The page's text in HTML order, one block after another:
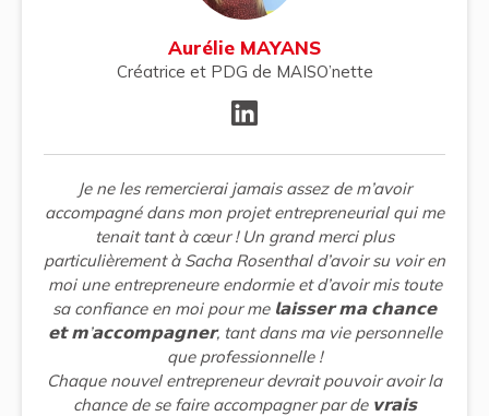
Aurélie MAYANS
Créatrice et PDG de MAISO’nette
Je ne les remercierai jamais assez de m’avoir
accompagné dans mon projet entrepreneurial qui me
tenait tant à cœur ! Un grand merci plus
particulièrement à Sacha Rosenthal d’avoir su voir en
moi une entrepreneure endormie et d’avoir mis toute
sa confiance en moi pour me 𝗹𝗮𝗶𝘀𝘀𝗲𝗿 𝗺𝗮 𝗰𝗵𝗮𝗻𝗰𝗲
𝗲𝘁 𝗺’𝗮𝗰𝗰𝗼𝗺𝗽𝗮𝗴𝗻𝗲𝗿, tant dans ma vie personnelle
que professionnelle !
Chaque nouvel entrepreneur devrait pouvoir avoir la
chance de se faire accompagner par de 𝘃𝗿𝗮𝗶𝘀